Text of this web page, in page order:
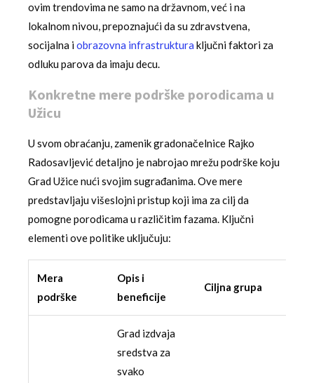
ovim trendovima ne samo na državnom, već i na
lokalnom nivou, prepoznajući da su zdravstvena,
socijalna iobrazovna infrastruktura ključni faktori za
odluku parova da imaju decu.
Konkretne mere podrške porodicama u
Užicu
U svom obraćanju, zamenik gradonačelnice Rajko
Radosavljević detaljno je nabrojao mrežu podrške koju
Grad Užice nući svojim sugrađanima. Ove mere
predstavljaju višeslojni pristup koji ima za cilj da
pomogne porodicama u različitim fazama. Ključni
elementi ove politike uključuju:
Mera
podrške
Opis i
beneficije
Ciljna grupa
Grad izdvaja
sredstva za
svako